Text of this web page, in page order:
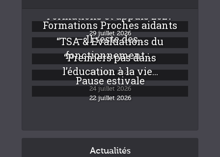
Formations et appuis 2027
29 juillet 2026
Formations Proches aidants
– Il reste des...
24 juillet 2026
“TSA & Evaluations du
fonctionnement :...
24 juillet 2026
“Premiers pas dans
l’éducation à la vie...
24 juillet 2026
Pause estivale
22 juillet 2026
Actualités